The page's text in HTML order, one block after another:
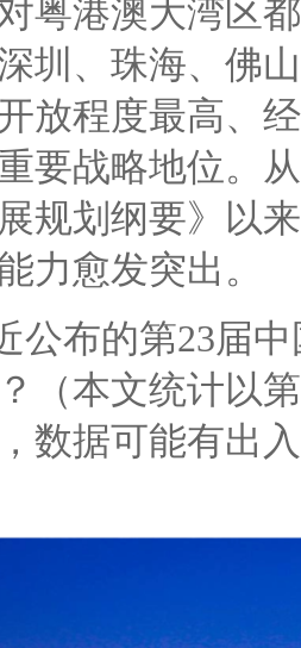
港澳大湾区都
圳、珠海、佛
放程度最高、
要战略地位。
规划纲要》以
力愈发突出。
布的第23届中
（本文统计以
数据可能有出